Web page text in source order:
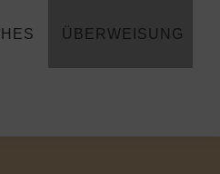
ÜBERWEISUNG